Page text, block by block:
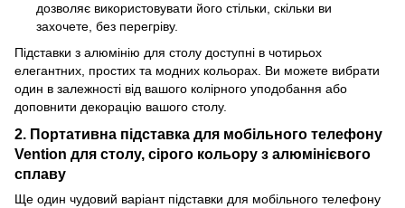
дозволяє використовувати його стільки, скільки ви
захочете, без перегріву.
Підставки з алюмінію для столу доступні в чотирьох
елегантних, простих та модних кольорах. Ви можете вибрати
один в залежності від вашого колірного уподобання або
доповнити декорацію вашого столу.
2. Портативна підставка для мобільного телефону
Vention для столу, сірого кольору з алюмінієвого
сплаву
Ще один чудовий варіант підставки для мобільного телефону